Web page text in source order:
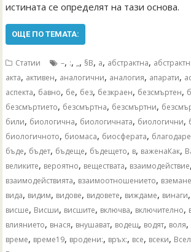
истината се определят на тази основа.
ОЩЕ ПО ТЕМАТА:
Статии –, :, „, §В, а, абстрактна,
акта, активен, аналогични, аналогия, апарати,
аспекта, бавно, бе, без, безкраен, безсмъртен,
безсмъртието, безсмъртна, безсмъртни,
били, биологична, биологичната, биологични,
биологичното, биомаса, биосферата,
бъде, бъдет, бъдеще, бъдещето, в, важенаКак,
великите, вероятно, веществата, взаимодействие,
взаимодействията, взаимоотношението,
вида, видим, видове, видовете, виждаме, винаги,
висше, Висши, висшите, включва, включително,
влиянието, внася, внушават, водещ, водят, воля,
време, време19, вродени:, връх:, все, всеки,